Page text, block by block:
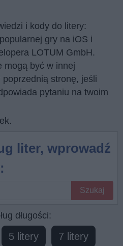
i kody do litery:
gry na iOS i
LOTUM GmbH.
mogą być w innej
stronę, jeśli
pytaniu na twoim
liter, wprowadź
Szukaj
długości:
5 litery 7 litery